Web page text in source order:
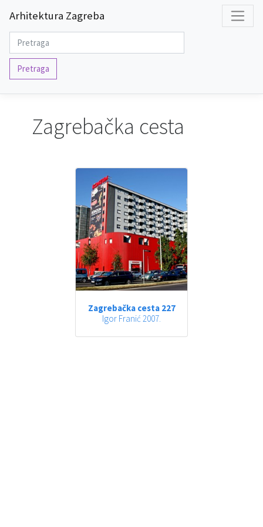
Arhitektura Zagreba
Pretraga
Zagrebačka cesta
Zagrebačka cesta 227
Igor Franić 2007.